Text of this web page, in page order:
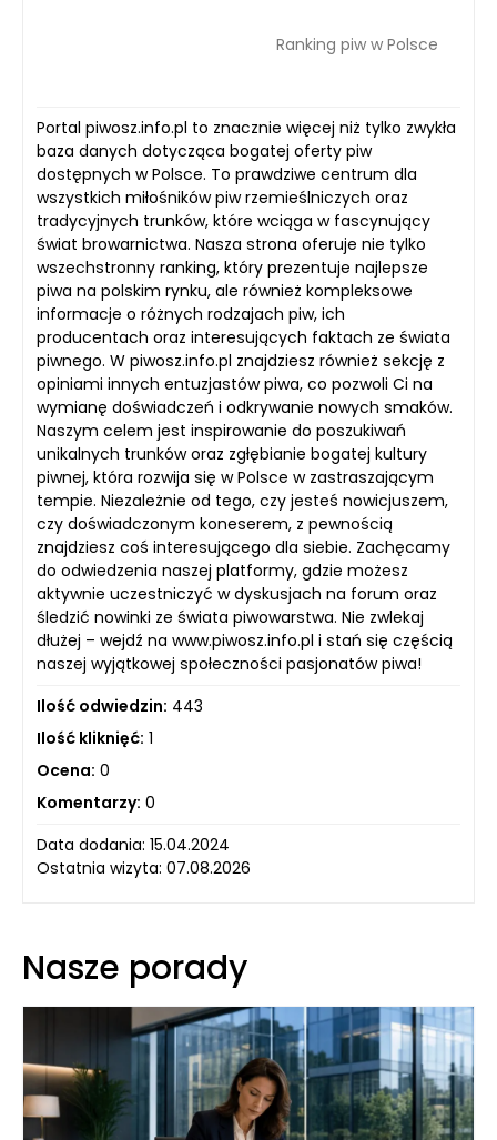
Ranking piw w Polsce
Portal piwosz.info.pl to znacznie więcej niż tylko zwykła
baza danych dotycząca bogatej oferty piw
dostępnych w Polsce. To prawdziwe centrum dla
wszystkich miłośników piw rzemieślniczych oraz
tradycyjnych trunków, które wciąga w fascynujący
świat browarnictwa. Nasza strona oferuje nie tylko
wszechstronny ranking, który prezentuje najlepsze
piwa na polskim rynku, ale również kompleksowe
informacje o różnych rodzajach piw, ich
producentach oraz interesujących faktach ze świata
piwnego. W piwosz.info.pl znajdziesz również sekcję z
opiniami innych entuzjastów piwa, co pozwoli Ci na
wymianę doświadczeń i odkrywanie nowych smaków.
Naszym celem jest inspirowanie do poszukiwań
unikalnych trunków oraz zgłębianie bogatej kultury
piwnej, która rozwija się w Polsce w zastraszającym
tempie. Niezależnie od tego, czy jesteś nowicjuszem,
czy doświadczonym koneserem, z pewnością
znajdziesz coś interesującego dla siebie. Zachęcamy
do odwiedzenia naszej platformy, gdzie możesz
aktywnie uczestniczyć w dyskusjach na forum oraz
śledzić nowinki ze świata piwowarstwa. Nie zwlekaj
dłużej – wejdź na www.piwosz.info.pl i stań się częścią
naszej wyjątkowej społeczności pasjonatów piwa!
Ilość odwiedzin: 443
Ilość kliknięć: 1
Ocena: 0
Komentarzy: 0
Data dodania: 15.04.2024
Ostatnia wizyta: 07.08.2026
Nasze porady